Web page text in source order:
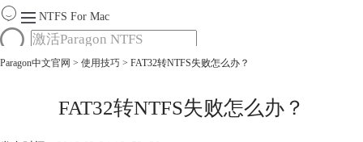
NTFS For Mac
首页
Mac软件大全
Paragon中文官网 > 使用技巧 > FAT32转NTFS失败怎么办？
FAT32转NTFS失败怎么办？